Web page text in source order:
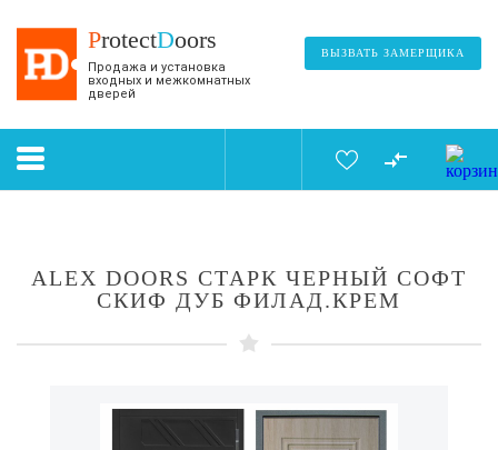
ProtectDoors
Продажа и установка
входных и межкомнатных
дверей
ВЫЗВАТЬ ЗАМЕРЩИКА
ALEX DOORS СТАРК ЧЕРНЫЙ СОФТ
СКИФ ДУБ ФИЛАД.КРЕМ